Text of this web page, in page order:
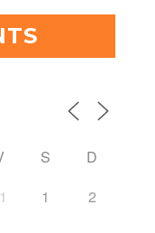
S
D
1 2